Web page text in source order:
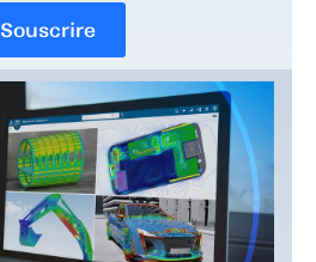
Souscrire